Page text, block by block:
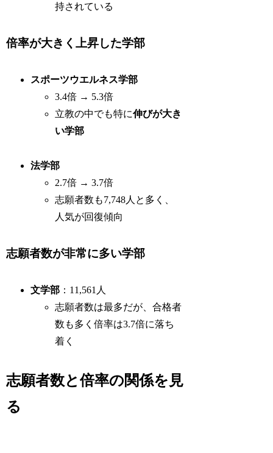
持されている
倍率が大きく上昇した学部
スポーツウエルネス学部
3.4倍 → 5.3倍
立教の中でも特に伸びが大き
い学部
法学部
2.7倍 → 3.7倍
志願者数も7,748人と多く、
人気が回復傾向
志願者数が非常に多い学部
文学部 ：11,561人
志願者数は最多だが、合格者
数も多く倍率は3.7倍に落ち
着く
志願者数と倍率の関係を見
る